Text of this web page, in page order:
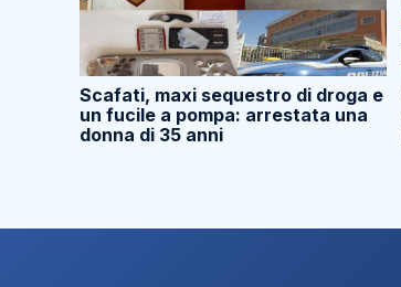
Scafati, maxi sequestro di droga e
un fucile a pompa: arrestata una
donna di 35 anni